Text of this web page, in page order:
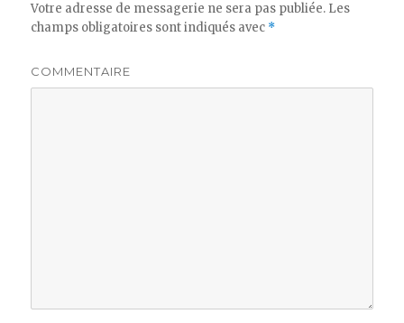
Votre adresse de messagerie ne sera pas publiée. Les
champs obligatoires sont indiqués avec *
COMMENTAIRE